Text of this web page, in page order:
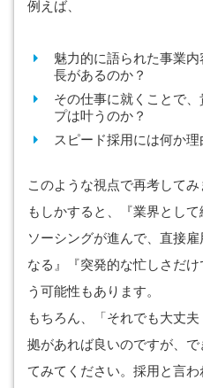
例えば、
魅力的に語られた事業
長があるのか？
その仕事に就くことで
プは叶うのか？
スピード採用には何か
このような視点で再考してみ
もしかすると、『業界とし
ソーシングが進んで、直接
なる』『突発的な忙しさだ
う可能性もあります。
もちろん、「それでも大丈
拠があれば良いのですが、
てみてください。採用と言